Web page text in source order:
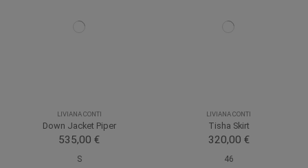
LIVIANA CONTI
Down Jacket Piper
535,00 €
S
LIVIANA CONTI
Tisha Skirt
320,00 €
46